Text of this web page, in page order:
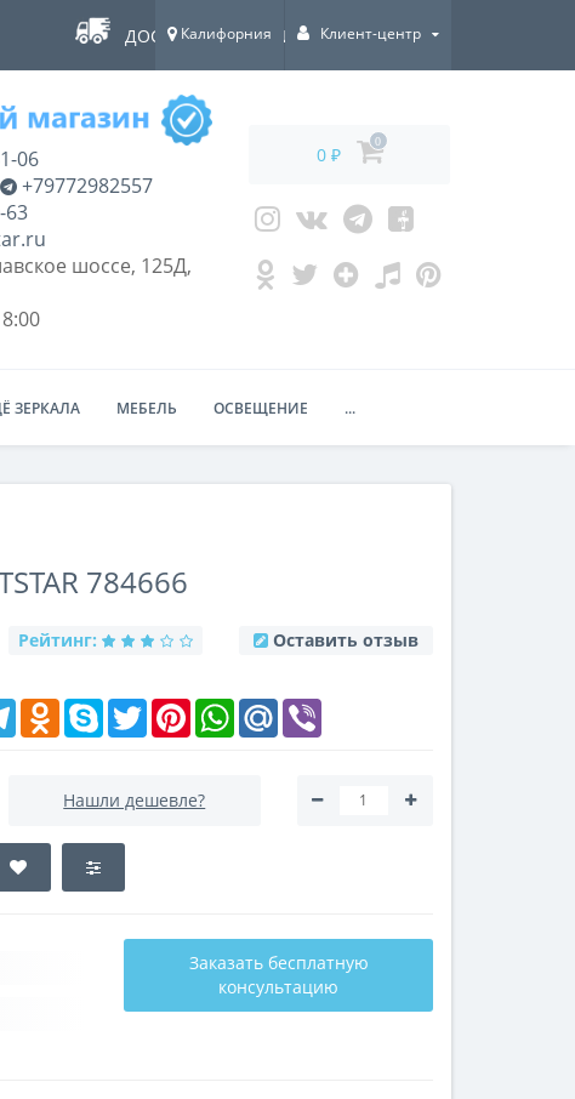
ДОСТАВКА ПО ВСЕЙ РОССИИ!
Калифорния Клиент-центр
06
+79772982557
63
шоссе, 125Д,
0 ₽
0
ЗЕРКАЛА МЕБЕЛЬ ОСВЕЩЕНИЕ ...
784666
Рейтинг: Оставить отзыв
TelegramOdnoklassniki
Skype Twitter PinterestWhatsAppMail.Ru
Нашли дешевле?
Заказать бесплатную
консультацию